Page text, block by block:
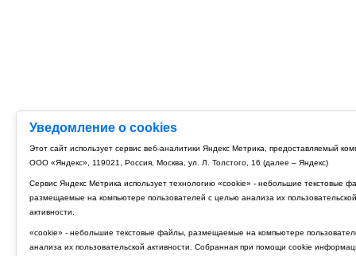
Уведомление о cookies
Этот сайт использует сервис веб-аналитики Яндекс Метрика, предоставляемый
ООО «Яндекс», 119021, Россия, Москва, ул. Л. Толстого, 16 (далее – Яндекс)
Сервис Яндекс Метрика использует технологию «cookie» - небольшие текстовые
размещаемые на компьютере пользователей с целью анализа их пользовательской
активности.
«cookie» - небольшие текстовые файлы, размещаемые на компьютере
анализа их пользовательской активности. Собранная при помощи cookie